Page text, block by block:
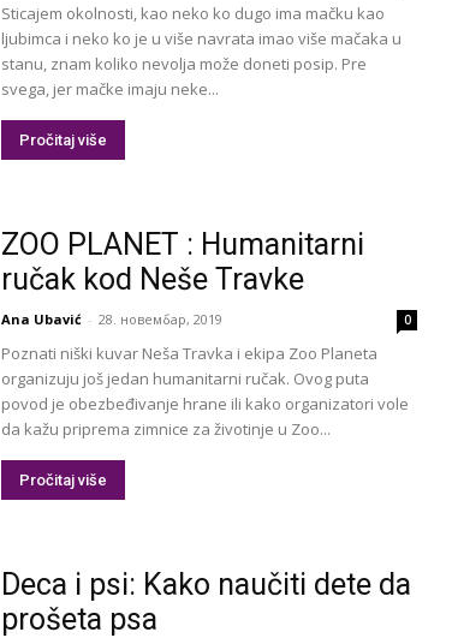
Sticajem okolnosti, kao neko ko dugo ima mačku kao
ljubimca i neko ko je u više navrata imao više mačaka u
stanu, znam koliko nevolja može doneti posip. Pre
svega, jer mačke imaju neke...
Pročitaj više
ZOO PLANET : Humanitarni
ručak kod Neše Travke
Ana Ubavić - 28. новембар, 2019 0
Poznati niški kuvar Neša Travka i ekipa Zoo Planeta
organizuju još jedan humanitarni ručak. Ovog puta
povod je obezbeđivanje hrane ili kako organizatori vole
da kažu priprema zimnice za životinje u Zoo...
Pročitaj više
Deca i psi: Kako naučiti dete da
prošeta psa